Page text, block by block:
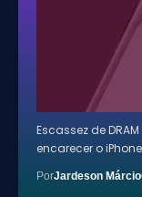
Escassez de
encarecer o iPhone
PorJardeson Márcio